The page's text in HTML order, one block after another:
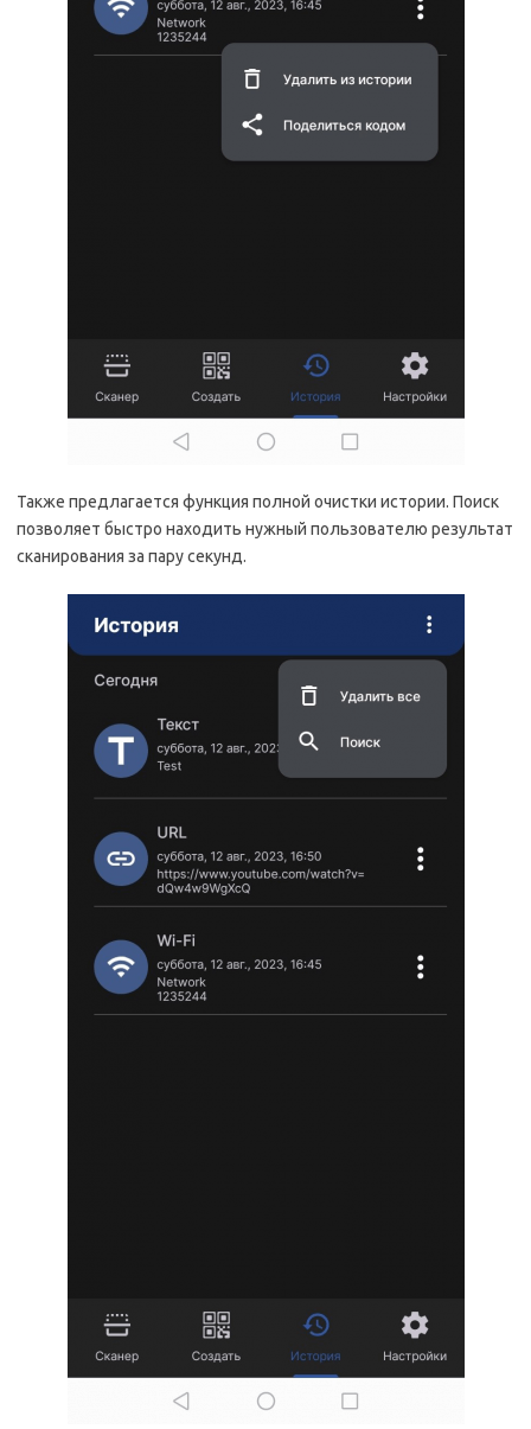
Также предлагается функция полной очистки истории. Поиск
позволяет быстро находить нужный пользователю результат
сканирования за пару секунд.